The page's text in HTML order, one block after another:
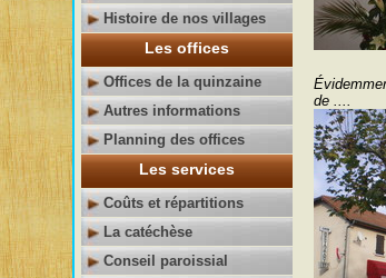
Histoire de nos villages
Les offices
Offices de la quinzaine
Autres informations
Planning des offices
Les services
Coûts et répartitions
La catéchèse
Conseil paroissial
de ....